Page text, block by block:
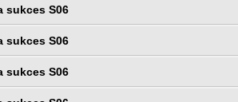
sukces S06
sukces S06
sukces S06